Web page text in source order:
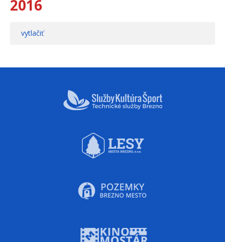
2016
vytlačiť